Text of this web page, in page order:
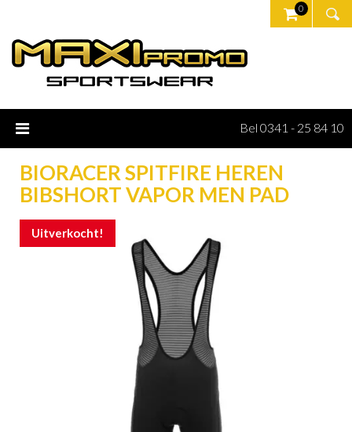
0
Bel 0341 - 25 84 10
BIORACER SPITFIRE HEREN
BIBSHORT VAPOR MEN PAD
Uitverkocht!